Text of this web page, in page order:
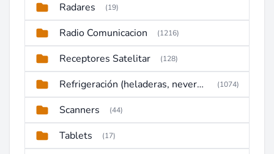
Radares (19)
Radio Comunicacion (1216)
Receptores Satelitar (128)
Refrigeración (heladeras, neveras, congeladores) (1074)
Scanners (44)
Tablets (17)